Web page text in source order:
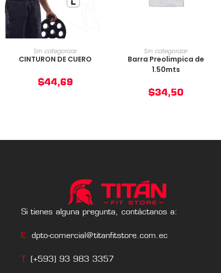
AÑADIR AL CARRITO
Sin categorizar
CINTURON DE CUERO
$44,69
AÑADIR AL CARRITO
Sin categorizar
Barra Preolimpica de
1.50mts
$34,50
Si tienes alguna pregunta, contáctanos a:
E. dpto-comercial@titanfitstore.com.ec
T. (+593) 93 983 3357